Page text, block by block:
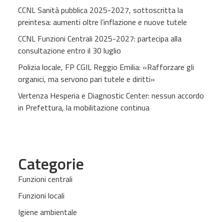
CCNL Sanità pubblica 2025-2027, sottoscritta la
preintesa: aumenti oltre l’inflazione e nuove tutele
CCNL Funzioni Centrali 2025-2027: partecipa alla
consultazione entro il 30 luglio
Polizia locale, FP CGIL Reggio Emilia: «Rafforzare gli
organici, ma servono pari tutele e diritti»
Vertenza Hesperia e Diagnostic Center: nessun accordo
in Prefettura, la mobilitazione continua
Categorie
Funzioni centrali
Funzioni locali
Igiene ambientale